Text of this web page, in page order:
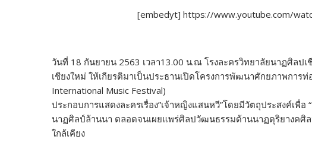
[embedyt] https://www.youtube.com/
วันที่ 18 กันยายน 2563 เวลา13.00 น.ณ โรงละครวิทยาลัยนาฏศิลป
เชียงใหม่ ให้เกียรติมาเป็นประธานเปิดโครงการพัฒนาศักยภาพการ
International Music Festival)
ประกอบการแสดงละครเรื่อง”เจ้าหญิงแสนหวี”โดยมีวัตถุประสงค์เพื่
นาฏศิลป์ล้านนา ตลอดจนเผยแพร่ศิลปวัฒนธรรมด้านนาฏดุริยางคศิ
ใกล้เคียง